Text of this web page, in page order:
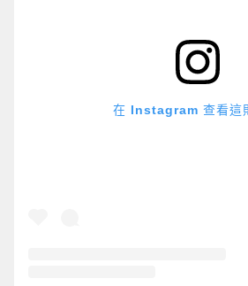
在 Instagram 查看這